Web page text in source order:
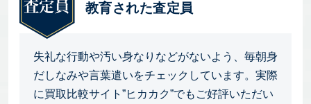
教育された査定員
失礼な行動や汚い身なりなどがないよう、毎朝身
だしなみや言葉遣いをチェックしています。実際
に買取比較サイト”ヒカカク”でもご好評いただい